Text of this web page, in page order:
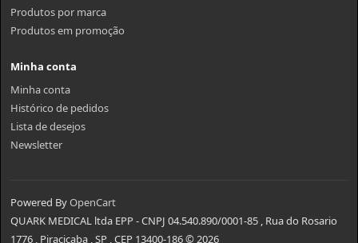
Produtos por marca
Produtos em promoção
Minha conta
Minha conta
Histórico de pedidos
Lista de desejos
Newsletter
Powered ByOpenCart
QUARK MEDICAL ltda EPP - CNPJ 04.540.890/0001-85 , Rua do Rosario
1776 , Piracicaba , SP , CEP 13400-186 © 2026